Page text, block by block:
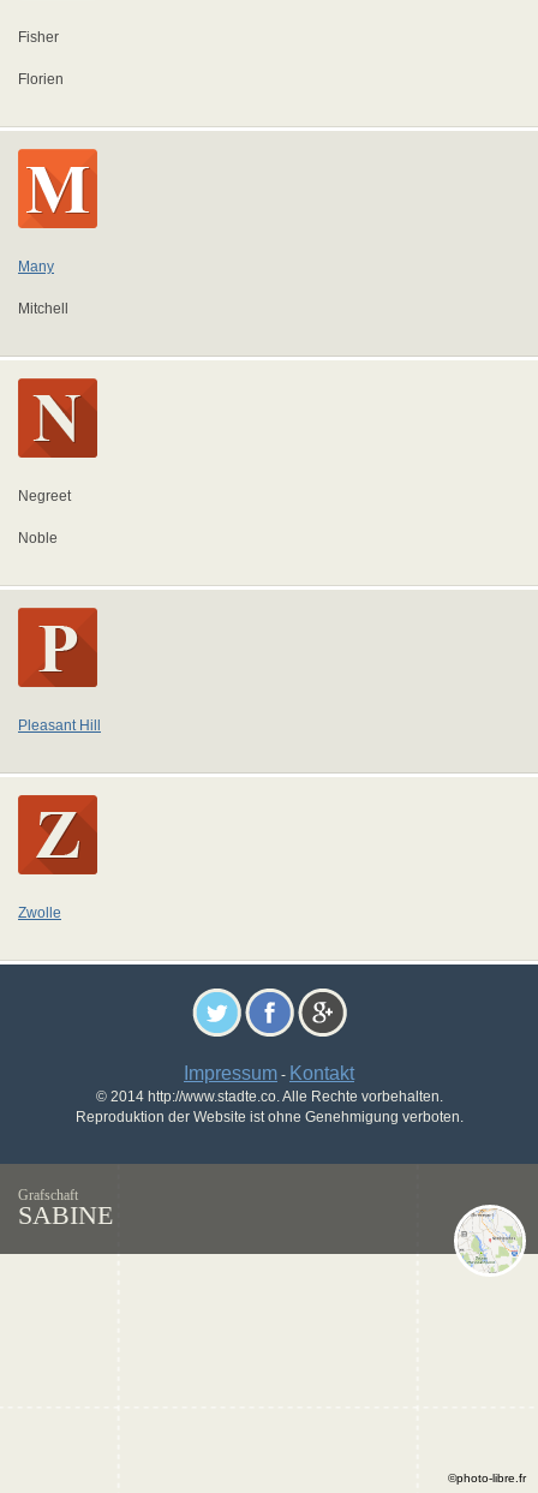
Fisher
Florien
Many
Mitchell
Negreet
Noble
Pleasant Hill
Zwolle
Impressum - Kontakt
© 2014 http://www.stadte.co. Alle Rechte vorbehalten.
Reproduktion der Website ist ohne Genehmigung verboten.
Grafschaft
SABINE
©photo-libre.fr